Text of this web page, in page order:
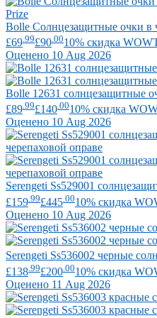
Bolle Солнцезащитные очки в
£69 .99£90 .0010% скидка
Оценено 10 Aug 2026
Bolle 12631 солнцезащитные
£89.99£140.0010% скидка
Оценено 10 Aug 2026
Serengeti Ss529001
£159 .99£445 .0010% скидка
Оценено 10 Aug 2026
Serengeti Ss536002 черные
£138 .99£200 .0010% скидка
Оценено 11 Aug 2026